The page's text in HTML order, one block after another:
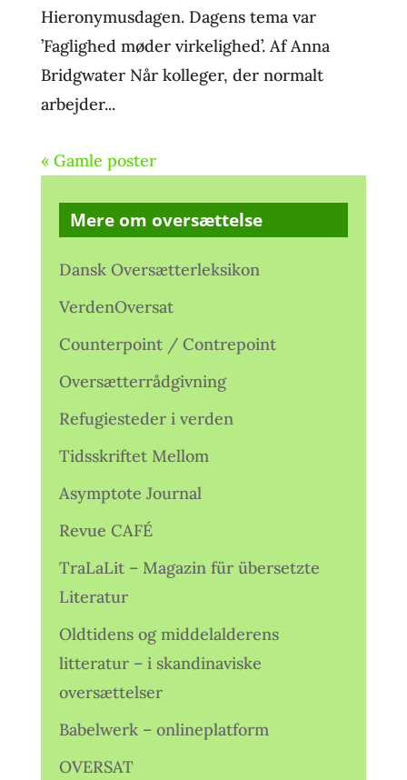
Hieronymusdagen. Dagens tema var
’Faglighed møder virkelighed’. Af Anna
Bridgwater Når kolleger, der normalt
arbejder...
« Gamle poster
Mere om oversættelse
Dansk Oversætterleksikon
VerdenOversat
Counterpoint / Contrepoint
Oversætterrådgivning
Refugiesteder i verden
Tidsskriftet Mellom
Asymptote Journal
Revue CAFÉ
TraLaLit – Magazin für übersetzte
Literatur
Oldtidens og middelalderens
litteratur – i skandinaviske
oversættelser
Babelwerk – onlineplatform
OVERSAT